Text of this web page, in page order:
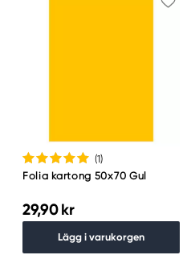
(1)
Folia kartong 50x70 Gul
29,90 kr
Lägg i varukorgen